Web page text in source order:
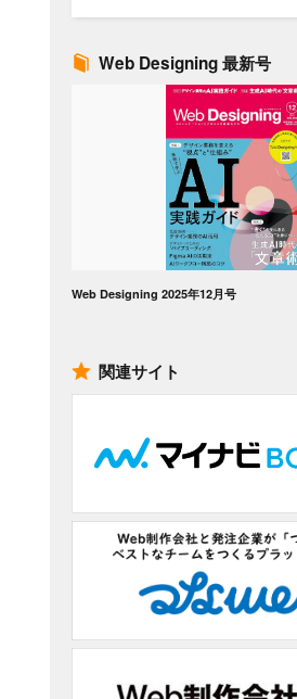
Web Designing 最新号
Web Designing 2025年12月号
関連サイト